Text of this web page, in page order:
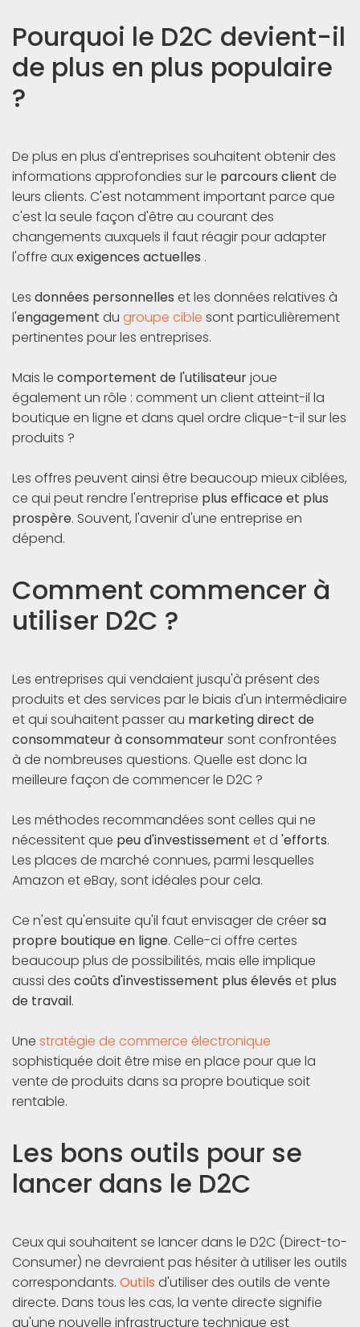
Pourquoi le D2C devient-il
de plus en plus populaire
?
De plus en plus d'entreprises souhaitent obtenir des
informations approfondies sur le parcours client de
leurs clients. C'est notamment important parce que
c'est la seule façon d'être au courant des
changements auxquels il faut réagir pour adapter
l'offre auxexigences actuelles .
Les données personnelles et les données relatives à
l'engagement du groupe cible sont particulièrement
pertinentes pour les entreprises.
Mais le comportement de l'utilisateurjoue
également un rôle : comment un client atteint-il la
boutique en ligne et dans quel ordre clique-t-il sur les
produits ?
Les offres peuvent ainsi être beaucoup mieux ciblées,
ce qui peut rendre l'entreprise plus efficace et plus
prospère. Souvent, l'avenir d'une entreprise en
dépend.
Comment commencer à
utiliser D2C ?
Les entreprises qui vendaient jusqu'à présent des
produits et des services par le biais d'un intermédiaire
et qui souhaitent passer au marketing direct de
consommateur à consommateursont confrontées
à de nombreuses questions. Quelle est donc la
meilleure façon de commencer le D2C ?
Les méthodes recommandées sont celles qui ne
nécessitent que peu d'investissement et d 'efforts.
Les places de marché connues, parmi lesquelles
Amazon et eBay, sont idéales pour cela.
Ce n'est qu'ensuite qu'il faut envisager de créersa
propre boutique en ligne. Celle-ci offre certes
beaucoup plus de possibilités, mais elle implique
aussi des coûts d'investissement plus élevés et plus
de travail.
Une stratégie de commerce électronique
sophistiquée doit être mise en place pour que la
vente de produits dans sa propre boutique soit
rentable.
Les bons outils pour se
lancer dans le D2C
Ceux qui souhaitent se lancer dans le D2C (Direct-to-
Consumer) ne devraient pas hésiter à utiliser les outils
correspondants. Outils d'utiliser des outils de vente
directe. Dans tous les cas, la vente directe signifie
qu'une nouvelle infrastructure technique est